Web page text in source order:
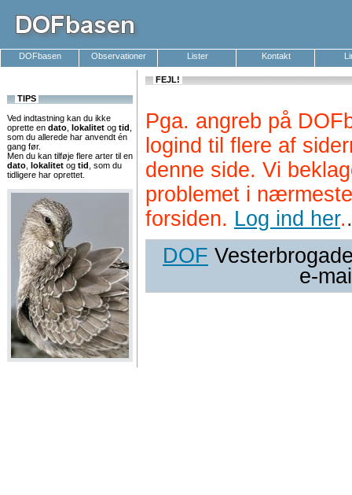
DOFbasen Observationer Lister Kontakt
TIPS
Ved indtastning kan du ikke
oprette en dato lokalitet og tid
som du allerede har anvendt én
gang før.
Men du kan tilføje flere arter til en
dato lokalitet og tid , som du
tidligere har oprettet.
FEJL!
Pga. angreb på
logind til flere af
denne side. Vi
problemet i
forsiden. Log ind her..
DOF
e-